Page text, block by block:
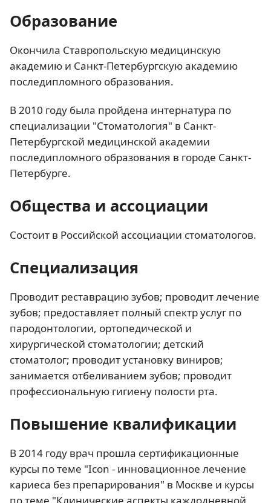
Образование
Окончила Ставропольскую медицинскую
академию и Санкт-Петербургскую академию
последипломного образования.
В 2010 году была пройдена интернатура по
специализации "Стоматология" в Санкт-
Петербургской медицинской академии
последипломного образования в городе Санкт-
Петербурге.
Общества и ассоциации
Состоит в Российской ассоциации стоматологов.
Специализация
Проводит реставрацию зубов; проводит лечение
зубов; предоставляет полный спектр услуг по
пародонтологии, ортопедической и
хирургической стоматологии; детский
стоматолог; проводит установку виниров;
занимается отбеливанием зубов; проводит
профессиональную гигиену полости рта.
Повышение квалификации
В 2014 году врач прошла сертификационные
курсы по теме "Icon - инновационное лечение
кариеса без препарирования" в Москве и курсы